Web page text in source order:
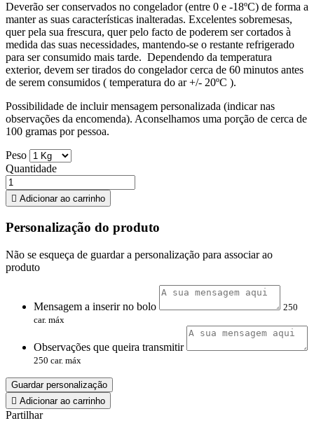
Deverão ser conservados no congelador (entre 0 e -18ºC) de forma a
manter as suas características inalteradas. Excelentes sobremesas,
quer pela sua frescura, quer pelo facto de poderem ser cortados à
medida das suas necessidades, mantendo-se o restante refrigerado
para ser consumido mais tarde. Dependendo da temperatura
exterior, devem ser tirados do congelador cerca de 60 minutos antes
de serem consumidos ( temperatura do ar +/- 20ºC ).
Possibilidade de incluir mensagem personalizada (indicar nas
observações da encomenda). Aconselhamos uma porção de cerca de
100 gramas por pessoa.
Peso
Quantidade
 Adicionar ao carrinho
Personalização do produto
Não se esqueça de guardar a personalização para associar ao
produto
Mensagem a inserir no bolo
250
car. máx
Observações que queira transmitir
250 car. máx
Guardar personalização
 Adicionar ao carrinho
Partilhar